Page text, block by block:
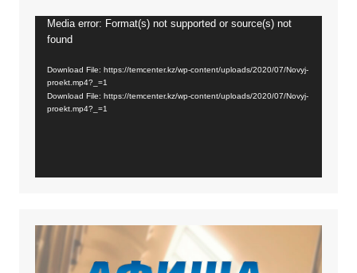
Video
Player
Media error: Format(s) not supported or source(s) not
found
Download File: https://temcenter.kz/wp-content/uploads/2020/07/Novyj-
proekt.mp4?_=1
Download File: https://temcenter.kz/wp-content/uploads/2020/07/Novyj-
proekt.mp4?_=1